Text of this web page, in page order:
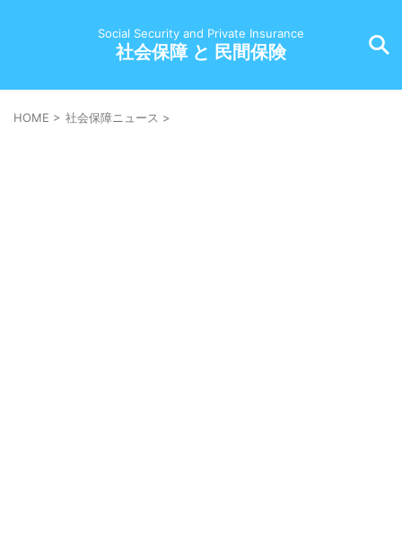
Social Security and Private Insurance
社会保障 と 民間保険
HOME > 社会保障ニュース >